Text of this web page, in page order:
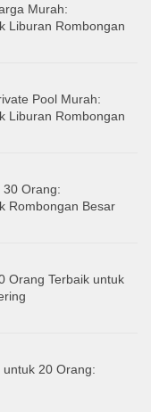
Murah:
Liburan Rombongan
Pool Murah:
Liburan Rombongan
30 Orang:
Rombongan Besar
Orang Terbaik untuk
20 Orang: